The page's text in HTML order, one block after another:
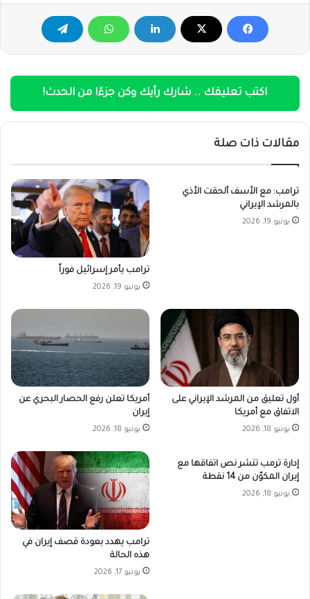
اكتب تعليقك .. شارك رأيك وكن جزءًا من الحدث!
مقالات ذات صلة
ترامب: مع الأسف ألحقت الأذي
بالمرشد الإيراني
يونيو 19, 2026
ترامب يأمر إسرائيل فوراً
يونيو 19, 2026
أول تعليق من المرشد الإيراني على
الاتفاق مع أمريكا
يونيو 18, 2026
أمريكا تعلن رفع الحصار البحري عن
إيران
يونيو 18, 2026
إدارة ترمب تنشر نص اتفاقها مع
إيران المكوّن من 14 نقطة
يونيو 18, 2026
ترامب يهدد بعودة قصف إيران في
هذه الحالة
يونيو 17, 2026